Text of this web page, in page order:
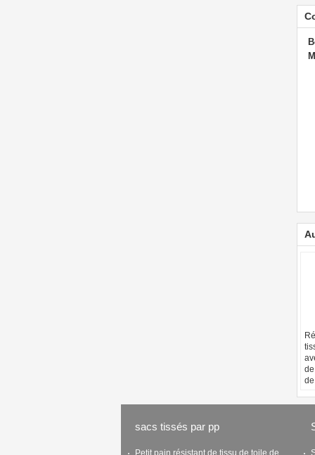
sacs tissés par pp
Petit pain résistant de tissu de toile de